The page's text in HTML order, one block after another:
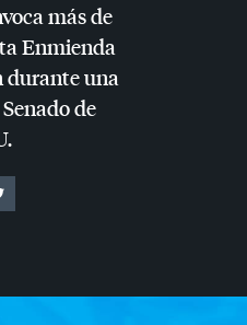
más de
Enmienda
durante una
de